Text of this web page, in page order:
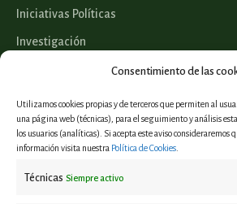
Consentimiento de las
Utilizamos cookies propias y de terceros que permiten al
una página web (técnicas), para el seguimiento y análisis
los usuarios (analíticas). Si acepta este aviso consideraremos
información visita nuestra Política de Cookies
Técnicas Siempre activo
Iniciativas Políticas
Investigación
Proyectos